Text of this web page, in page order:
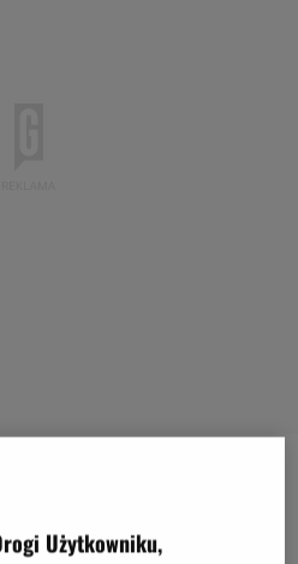
prostszego, niż wrzucić
ją przygotujemy, zależy
Użytkowniku,